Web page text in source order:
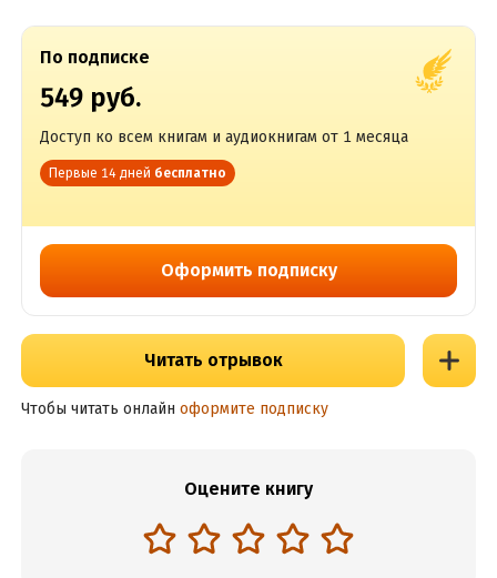
По подписке
549 руб.
Доступ ко всем книгам и аудиокнигам от 1 месяца
Первые 14 дней бесплатно
Оформить подписку
Читать отрывок
Чтобы читать онлайн оформите подписку
Оцените книгу